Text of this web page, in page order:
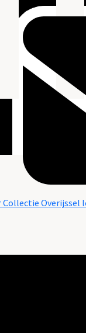
Collectie Overijssel